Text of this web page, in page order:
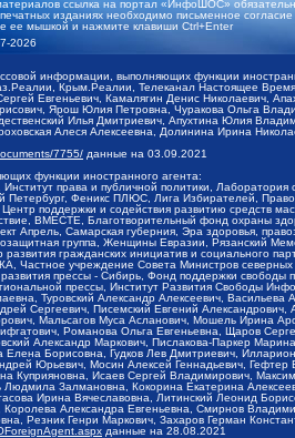
ссылка на портал «ИнфоШОС»
изданиях необходимо письменное
ее мышкой и нажмите клавиши Ctrl+Enter
2026
информации, выполняющих функции
Крым.Реалии, Телеканал Настоящее
Евгеньевич, Камалягин Денис Николаевич,
Ярош Юлия Петровна, Чуракова Ольга
Илья Дмитриевич, Апухтина Юлия
Алеся Алексеевна, Долинина Ирина
7755/ данные на 03.09.2021
функции иностранного агента:
права и публичной политики,
Петербург, Феникс ПЛЮС, Лига Избирателей,
поддержки и содействия развитию средств
ВМЕСТЕ, Благотворительный фонд охраны
Апрель, Самарская губерния, Эра здоровья,
группа, Женщины Евразии, Рязанский
развития гражданских инициатив и социального
учреждение Совета Министров северных
прессы - Сибирь, Фонд поддержки
прессы, Институт Развития Свободы
Туровский Александр Алексеевич,
Сергеевич, Писемский Евгений
Мальсагов Муса Асланович, Мошель Ирина
Романова Ольга Евгеньевна, Щаров
Александр Маркович, Пислакова-Паркер
Елена Борисовна, Гудков Лев Дмитриевич,
Юрьевич, Мосин Алексей Геннадьевич,
Куприяновна, Исаев Сергей Владимирович,
Залмановна, Кокорина Екатерина
Ирина Вячеславовна, Литинский Леонид
Королева Александра Евгеньевна, Смирнов
Резник Генри Маркович, Захаров Герман
данные на 28.08.2021